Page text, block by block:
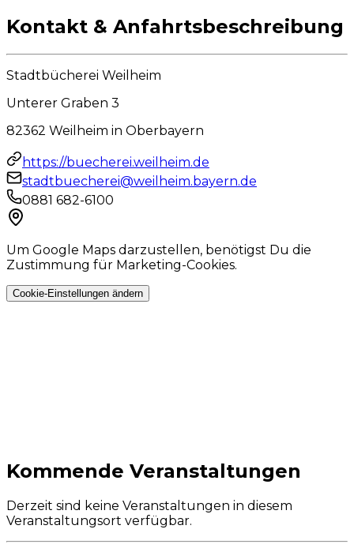
Kontakt & Anfahrtsbeschreibung
Stadtbücherei Weilheim
Unterer Graben 3
82362 Weilheim in Oberbayern
https://buecherei.weilheim.de
stadtbuecherei@weilheim.bayern.de
0881 682-6100
Um Google Maps darzustellen, benötigst Du die
Zustimmung für Marketing-Cookies.
Cookie-Einstellungen ändern
Kommende Veranstaltungen
Derzeit sind keine Veranstaltungen in diesem
Veranstaltungsort verfügbar.